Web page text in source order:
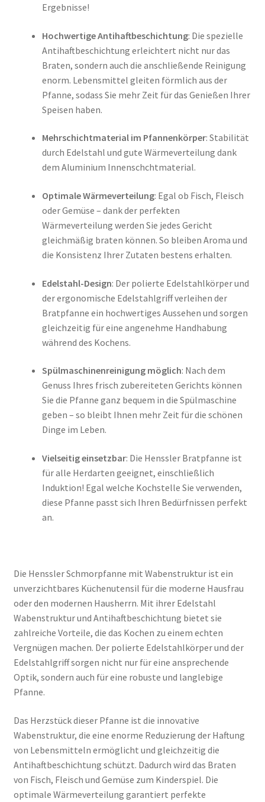
Ergebnisse!
Hochwertige Antihaftbeschichtung: Die spezielle
Antihaftbeschichtung erleichtert nicht nur das
Braten, sondern auch die anschließende Reinigung
enorm. Lebensmittel gleiten förmlich aus der
Pfanne, sodass Sie mehr Zeit für das Genießen Ihrer
Speisen haben.
Mehrschichtmaterial im Pfannenkörper: Stabilität
durch Edelstahl und gute Wärmeverteilung dank
dem Aluminium Innenschchtmaterial.
Optimale Wärmeverteilung: Egal ob Fisch, Fleisch
oder Gemüse – dank der perfekten
Wärmeverteilung werden Sie jedes Gericht
gleichmäßig braten können. So bleiben Aroma und
die Konsistenz Ihrer Zutaten bestens erhalten.
Edelstahl-Design: Der polierte Edelstahlkörper und
der ergonomische Edelstahlgriff verleihen der
Bratpfanne ein hochwertiges Aussehen und sorgen
gleichzeitig für eine angenehme Handhabung
während des Kochens.
Spülmaschinenreinigung möglich: Nach dem
Genuss Ihres frisch zubereiteten Gerichts können
Sie die Pfanne ganz bequem in die Spülmaschine
geben – so bleibt Ihnen mehr Zeit für die schönen
Dinge im Leben.
Vielseitig einsetzbar: Die Henssler Bratpfanne ist
für alle Herdarten geeignet, einschließlich
Induktion! Egal welche Kochstelle Sie verwenden,
diese Pfanne passt sich Ihren Bedürfnissen perfekt
an.
Die Henssler Schmorpfanne mit Wabenstruktur ist ein
unverzichtbares Küchenutensil für die moderne Hausfrau
oder den modernen Hausherrn. Mit ihrer Edelstahl
Wabenstruktur und Antihaftbeschichtung bietet sie
zahlreiche Vorteile, die das Kochen zu einem echten
Vergnügen machen. Der polierte Edelstahlkörper und der
Edelstahlgriff sorgen nicht nur für eine ansprechende
Optik, sondern auch für eine robuste und langlebige
Pfanne.
Das Herzstück dieser Pfanne ist die innovative
Wabenstruktur, die eine enorme Reduzierung der Haftung
von Lebensmitteln ermöglicht und gleichzeitig die
Antihaftbeschichtung schützt. Dadurch wird das Braten
von Fisch, Fleisch und Gemüse zum Kinderspiel. Die
optimale Wärmeverteilung garantiert perfekte